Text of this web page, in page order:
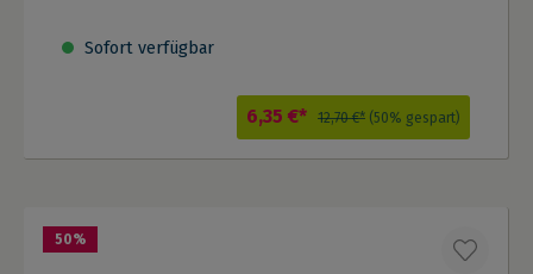
Sofort verfügbar
6,35 €* 12,70 €* (50% gespart)
50%